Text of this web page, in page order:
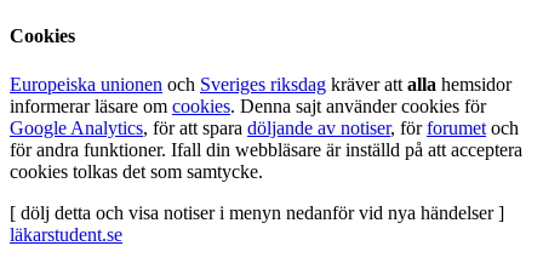
Cookies
Europeiska unionen och Sveriges riksdag kräver att alla hemsidor
informerar läsare om cookies. Denna sajt använder cookies för
Google Analytics, för att spara döljande av notiser, förforumet och
för andra funktioner. Ifall din webbläsare är inställd på att acceptera
cookies tolkas det som samtycke.
[ dölj detta och visa notiser i menyn nedanför vid nya händelser ]
läkarstudent.se